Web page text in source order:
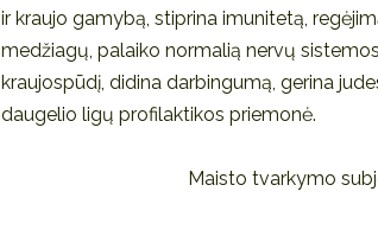
ir kraujo gamybą, stiprina imunitetą,
medžiagų, palaiko normalią nervų
kraujospūdį, didina darbingumą, gerina
daugelio ligų profilaktikos priemonė.
Maisto tvarkymo